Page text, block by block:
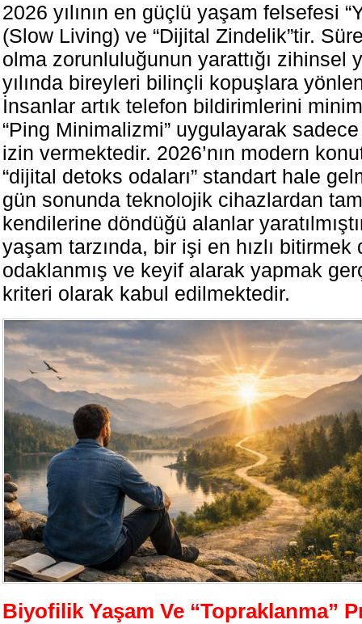
2026 yılının en güçlü yaşam felsefesi
(Slow Living) ve “Dijital Zindelik”tir.
olma zorunluluğunun yarattığı zihinsel
yılında bireyleri bilinçli kopuşlara
İnsanlar artık telefon bildirimlerini
“Ping Minimalizmi” uygulayarak
izin vermektedir. 2026’nın modern
“dijital detoks odaları” standart hale
gün sonunda teknolojik cihazlardan
kendilerine döndüğü alanlar
yaşam tarzında, bir işi en hızlı bitirmek
odaklanmış ve keyif alarak yapmak
kriteri olarak kabul edilmektedir.
Biyofilik Yaşam Ve “Topraklanma”